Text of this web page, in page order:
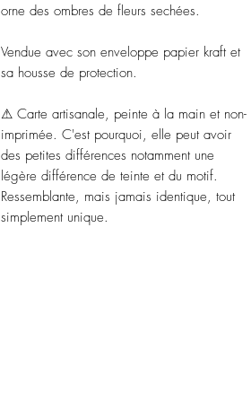
orne des ombres de fleurs sechées.
Vendue avec son enveloppe papier kraft et
sa housse de protection.
⚠ Carte artisanale, peinte à la main et non-
imprimée. C'est pourquoi, elle peut avoir
des petites différences notamment une
légère différence de teinte et du motif.
Ressemblante, mais jamais identique, tout
simplement unique.